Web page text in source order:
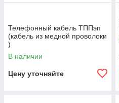
Телефонный кабель ТППэп
(кабель из медной проволоки
)
В наличии
Цену уточняйте